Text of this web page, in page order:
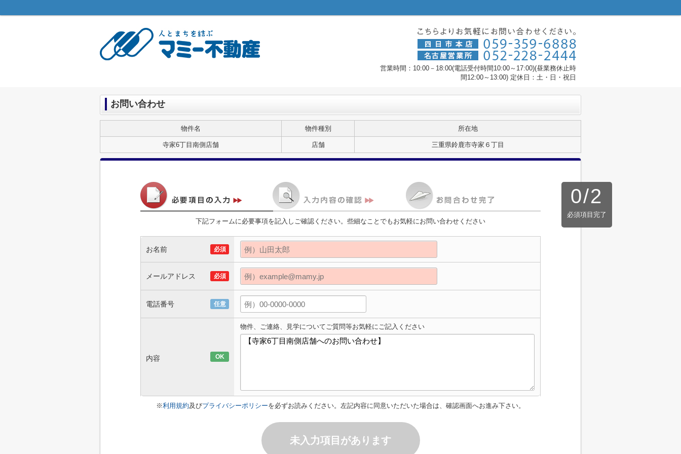
営業時間：10:00－18:00(電話受付時間10:00～17:00)(昼業務休止時
間12:00～13:00) 定休日：土・日・祝日
お問い合わせ
物件名 物件種別 所在地
寺家6丁目南側店舗 店舗 三重県鈴鹿市寺家６丁目
0/2
必須項目完了
下記フォームに必要事項を記入しご確認ください。些細なことでもお気軽にお問い合わせください
お名前 必須
メールアドレス 必須
電話番号 任意
内容 OK
物件、ご連絡、見学についてご質問等お気軽にご記入ください
※利用規約及びプライバシーポリシーを必ずお読みください。左記内容に同意いただいた場合は、確認画面へお進み下さい。
未入力項目があります